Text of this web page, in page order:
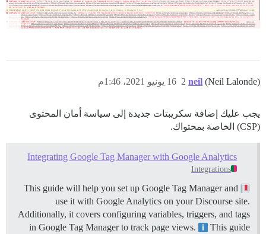
neil (Neil Lalonde) 16 يونيو 2021، 1:46م 2
يجب عليك إضافة سكريبتات جديدة إلى سياسة أمان المحتوى
(CSP) الخاصة بمحتواك.
Integrating Google Tag Manager with Google Analytics
Integrations
This guide will help you set up Google Tag Manager and
use it with Google Analytics on your Discourse site.
Additionally, it covers configuring variables, triggers, and tags
in Google Tag Manager to track page views.
This guide